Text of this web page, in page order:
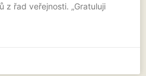
z řad veřejnosti. „Gratuluji